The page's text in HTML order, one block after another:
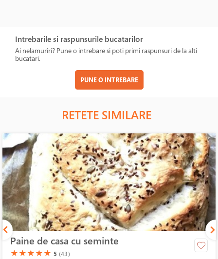
Intrebarile si raspunsurile bucatarilor
Ai nelamuriri? Pune o intrebare si poti primi raspunsuri de la alti
bucatari.
PUNE O INTREBARE
RETETE SIMILARE
Paine de casa cu seminte
(*)
★(*)
★(*)
★(*)
★(*)
★ 5 (43)